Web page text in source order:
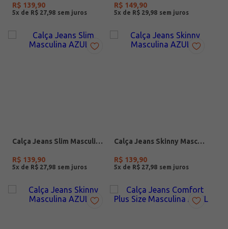
R$ 139,90
5x de R$ 27 98
R$ 149,90
5x de R$ 29 98
Calça Jeans Slim Masculina AZUL
R$ 139,90
5x de R$ 27 98
Calça Jeans Skinny Masculina AZUL
R$ 139,90
5x de R$ 27 98